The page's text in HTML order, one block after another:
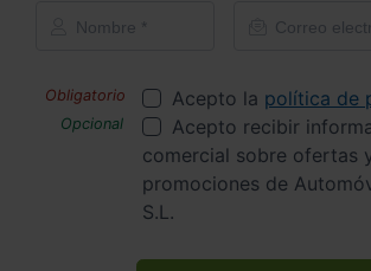
Acepto la política de
Acepto recibir
comercial sobre ofertas
promociones de
S.L.